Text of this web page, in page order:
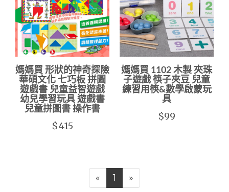
媽媽買 形狀的神奇探險
華碩文化 七巧板 拼圖
遊戲書 兒童益智遊戲
幼兒學習玩具 遊戲書
兒童拼圖書 操作書
$415
媽媽買 1102 木製 夾珠
子遊戲 筷子夾豆 兒童
練習用筷&數學啟蒙玩
具
$99
« 1 »